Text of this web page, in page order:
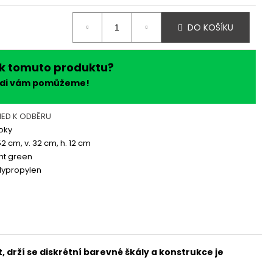
DO KOŠÍKU
tomuto produktu?
vám pomůžeme!
K ODBĚRU
cm, v. 32 cm, h. 12 cm
green
se diskrétní barevné škály a konstrukce je